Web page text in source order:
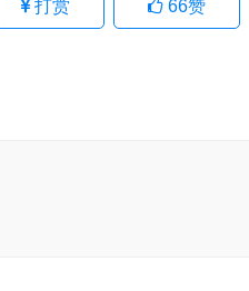
打赏 66赞